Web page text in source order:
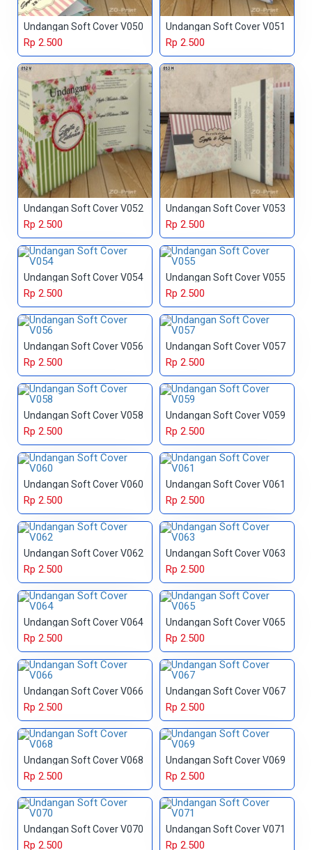
Undangan Soft Cover V050
Rp 2.500
Undangan Soft Cover V051
Rp 2.500
Undangan Soft Cover V052
Rp 2.500
Undangan Soft Cover V053
Rp 2.500
Undangan Soft Cover V054
Rp 2.500
Undangan Soft Cover V055
Rp 2.500
Undangan Soft Cover V056
Rp 2.500
Undangan Soft Cover V057
Rp 2.500
Undangan Soft Cover V058
Rp 2.500
Undangan Soft Cover V059
Rp 2.500
Undangan Soft Cover V060
Rp 2.500
Undangan Soft Cover V061
Rp 2.500
Undangan Soft Cover V062
Rp 2.500
Undangan Soft Cover V063
Rp 2.500
Undangan Soft Cover V064
Rp 2.500
Undangan Soft Cover V065
Rp 2.500
Undangan Soft Cover V066
Rp 2.500
Undangan Soft Cover V067
Rp 2.500
Undangan Soft Cover V068
Rp 2.500
Undangan Soft Cover V069
Rp 2.500
Undangan Soft Cover V070
Rp 2.500
Undangan Soft Cover V071
Rp 2.500